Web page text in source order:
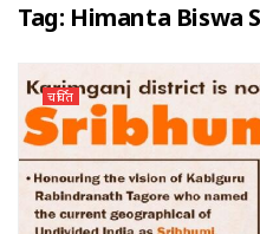
Tag: Himanta Biswa
चर्चित